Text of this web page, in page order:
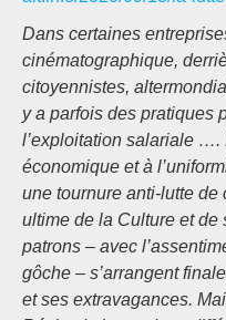
Dans certaines
cinématographique,
citoyennistes,
y a parfois des pratiques
l’exploitation salariale ….
économique et à
une tournure anti-lutte de
ultime de la Culture et de
patrons – avec
gôche – s’arrangent
et ses extravagances.